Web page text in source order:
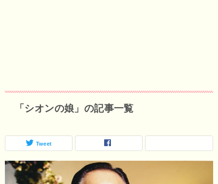
「シオンの娘」の記事一覧
Tweet